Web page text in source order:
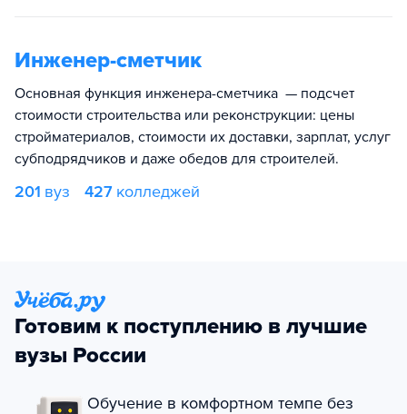
Инженер-сметчик
Основная функция инженера-сметчика — подсчет
стоимости строительства или реконструкции: цены
стройматериалов, стоимости их доставки, зарплат, услуг
субподрядчиков и даже обедов для строителей.
201 вуз 427 колледжей
Готовим к поступлению в лучшие
вузы России
Обучение в комфортном темпе без